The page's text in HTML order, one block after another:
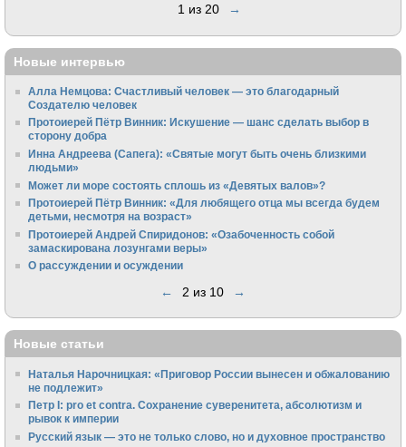
1 из 20 →
Новые интервью
Алла Немцова: Счастливый человек — это благодарный
Создателю человек
Протоиерей Пётр Винник: Искушение — шанс сделать выбор в
сторону добра
Инна Андреева (Сапега): «Святые могут быть очень близкими
людьми»
Может ли море состоять сплошь из «Девятых валов»?
Протоиерей Пётр Винник: «Для любящего отца мы всегда будем
детьми, несмотря на возраст»
Протоиерей Андрей Спиридонов: «Озабоченность собой
замаскирована лозунгами веры»
О рассуждении и осуждении
← 2 из 10 →
Новые статьи
Наталья Нарочницкая: «Приговор России вынесен и обжалованию
не подлежит»
Петр I: pro et contra. Сохранение суверенитета, абсолютизм и
рывок к империи
Русский язык — это не только слово, но и духовное пространство